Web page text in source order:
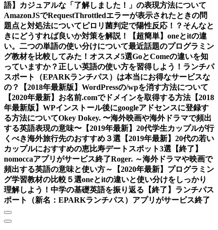
語】カジュアルな「了解しました！」の表現方法について
AmazonJSでRequestThrottledエラーが表示されたときの問
題点と対処法について ピロリ菌判定で陽性反応！？そんなと
きにどうすれば良いか対策を解説！
【超簡単】oneとitの違
い。二つの単語の使い分けについて最近話題のプログラミン
グ教材を比較してみた！オススメ5選GoとComeの違いを知
っていますか？正しい英語の使い方を習得しよう！ ランチパ
スポート（EPARKランチパス）は本当にお得なサービスな
の？
【2018年最新版】WordPressの/wpを消す方法について
【2020年最新】お名前.comでドメインを取得する方法【2018
年最新版】WPインストール後にgoogleアドセンスに登録す
る方法についてOkey Dokey. 〜海外映画や海外ドラマで頻出
する英語表現の意味〜 【2019年最新】20代学生カップルが行
くべき海外旅行先のおすすめ３選 【2019年最新】20代の若い
カップルにおすすめの恵比寿デートスポット3選 【終了】
nomoccaアプリがサービス終了Roger. ～海外ドラマや映画で
頻出する英語の意味と使い方～
【2020年最新】プログラミン
グ学習教材の比較５選oneとitの違いと使い分けをしっかり
理解しよう！中学の基礎英語を振り返る 【終了】ランチパス
ポート（新名：EPARKランチパス）アプリがサービス終了